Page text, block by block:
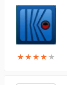
★★★★★
★★★★★